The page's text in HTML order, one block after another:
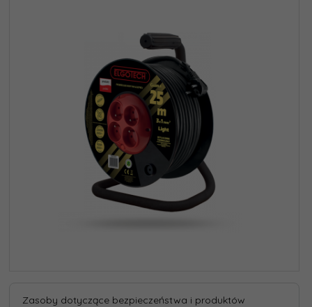
Zasoby dotyczące bezpieczeństwa i produktów